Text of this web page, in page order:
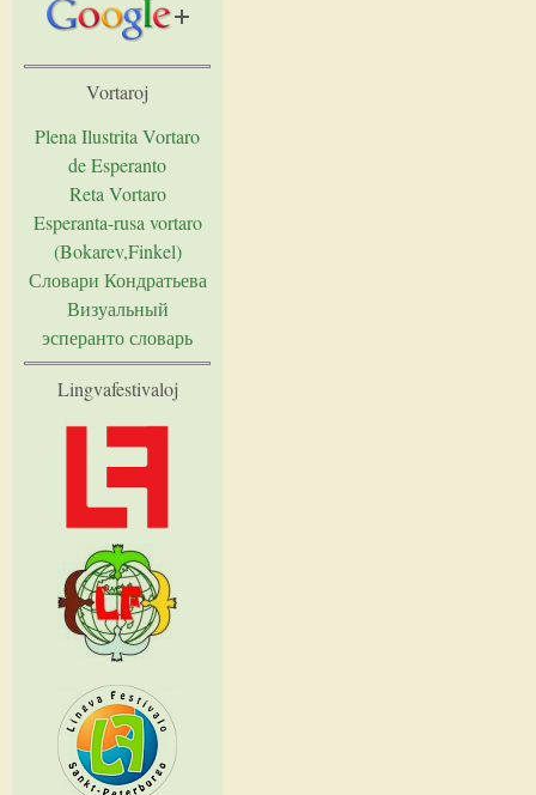
Vortaroj
Plena Ilustrita Vortaro
de Esperanto
Reta Vortaro
Esperanta-rusa vortaro
(Bokarev,Finkel)
Словари Кондратьева
Визуальный
эсперанто словарь
Lingvafestivaloj